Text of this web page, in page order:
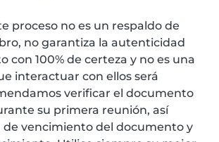
proceso no es un respaldo de
no garantiza la autenticidad
con 100% de certeza y no es una
interactuar con ellos será
verificar el documento
su primera reunión, así
de vencimiento del documento y